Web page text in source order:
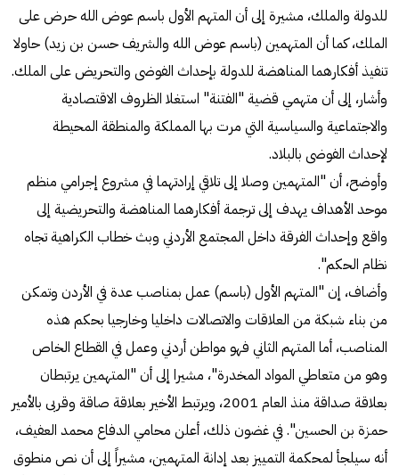
للدولة والملك، مشيرة إلى أن المتهم الأول باسم عوض الله حرض على
الملك، كما أن المتهمين (باسم عوض الله والشريف حسن بن زيد) حاولا
تنفيذ أفكارهما المناهضة للدولة بإحداث الفوضى والتحريض على الملك.
وأشار، إلى أن متهمي قضية "الفتنة" استغلا الظروف الاقتصادية
والاجتماعية والسياسية التي مرت بها المملكة والمنطقة المحيطة
لإحداث الفوضى بالبلاد.
وأوضح، أن "المتهمين وصلا إلى تلاقي إرادتهما في مشروع إجرامي منظم
موحد الأهداف يهدف إلى ترجمة أفكارهما المناهضة والتحريضية إلى
واقع وإحداث الفرقة داخل المجتمع الأردني وبث خطاب الكراهية تجاه
نظام الحكم".
وأضاف، إن "المتهم الأول (باسم) عمل بمناصب عدة في الأردن وتمكن
من بناء شبكة من العلاقات والاتصالات داخليا وخارجيا بحكم هذه
المناصب، أما المتهم الثاني فهو مواطن أردني وعمل في القطاع الخاص
وهو من متعاطي المواد المخدرة"، مشيرا إلى أن "المتهمين يرتبطان
بعلاقة صداقة منذ العام 2001، ويرتبط الأخير بعلاقة صاقة وقربى بالأمير
حمزة بن الحسين". في غضون ذلك، أعلن محامي الدفاع محمد العفيف،
أنه سيلجأ لمحكمة التمييز بعد إدانة المتهمين، مشيراً إلى أن نص منطوق